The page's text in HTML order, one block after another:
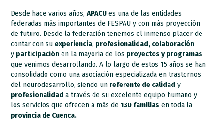
Desde hace varios años,APACU es una de las entidades
federadas más importantes de FESPAU y con más proyección
de futuro. Desde la federación tenemos el inmenso placer de
contar con suexperiencia, profesionalidad, colaboración
y participación en la mayoría de los proyectos y programas
que venimos desarrollando. A lo largo de estos 15 años se han
consolidado como una asociación especializada en trastornos
del neurodesarrollo, siendo un referente de calidad y
profesionalidad a través de su excelente equipo humano y
los servicios que ofrecen a más de130 familias en toda la
provincia de Cuenca.